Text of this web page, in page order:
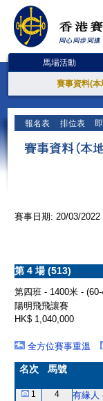
馬場活動
賽事資料(本
報名表 排位表
賽事日期: 20/03/
第 4 場 (513)
第四班 - 1400米 - (60-
陽明飛飛讓賽
HK$ 1,040,000
全方位賽事重溫
名次 馬號
1 4 有緣人